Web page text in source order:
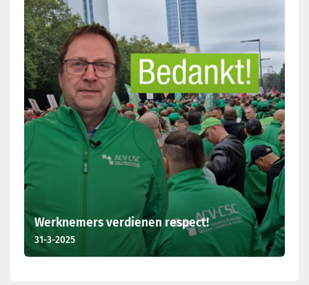
Werknemers verdienen respect!
31-3-2025